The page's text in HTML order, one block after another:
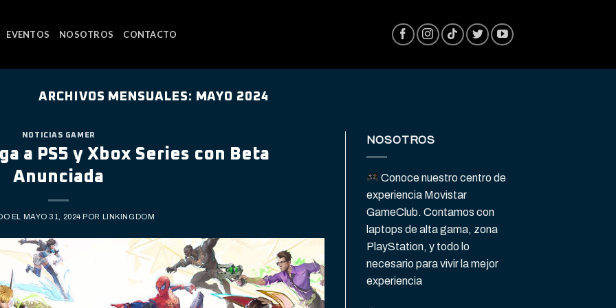
EVENTOS NOSOTROS CONTACTO
ARCHIVOS MENSUALES: MAYO 2024
NOTICIAS GAMER
a PS5 y Xbox Series con Beta
Anunciada
EL MAYO 31, 2024 POR LINKINGDOM
NOSOTROS
Conoce nuestro centro de
experiencia Movistar
GameClub. Contamos con
laptops de alta gama, zona
PlayStation, y todo lo
necesario para vivir la mejor
experiencia